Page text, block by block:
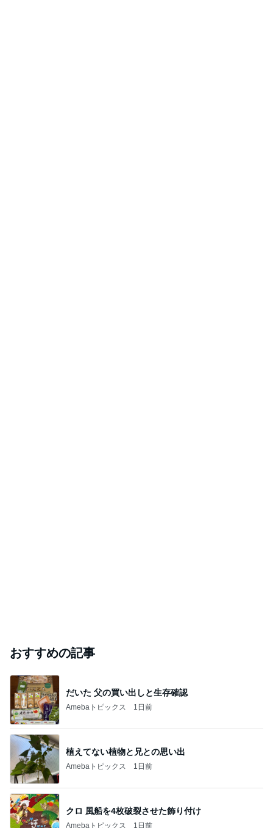
おすすめの記事
だいた 父の買い出しと生存確認
Amebaトピックス 1日前
植えてない植物と兄との思い出
Amebaトピックス 1日前
クロ 風船を4枚破裂させた飾り付け
Amebaトピックス 1日前